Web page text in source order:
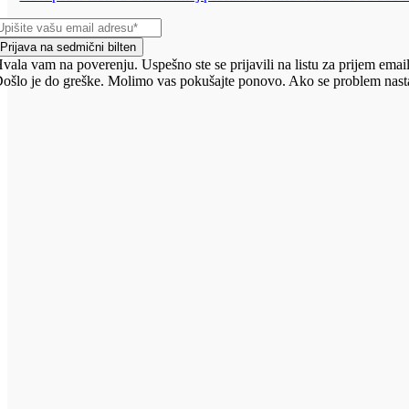
Prijava na sedmični bilten
vam na poverenju. Uspešno ste se prijavili na listu za prijem
je do greške. Molimo vas pokušajte ponovo. Ako se problem